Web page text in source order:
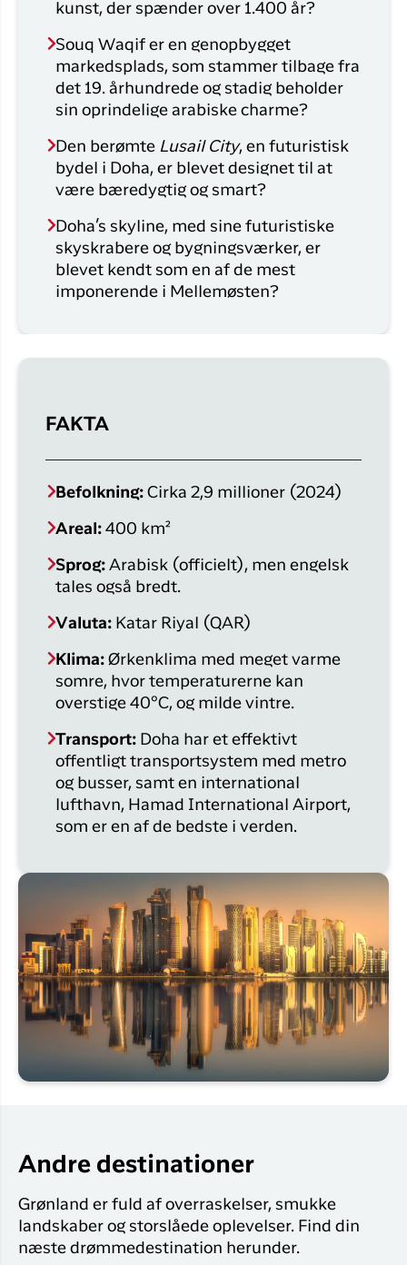
kunst, der spænder over 1.400 år?
Souq Waqif er en genopbygget
markedsplads, som stammer tilbage fra
det 19. århundrede og stadig beholder
sin oprindelige arabiske charme?
Den berømte Lusail City, en futuristisk
bydel i Doha, er blevet designet til at
være bæredygtig og smart?
Doha’s skyline, med sine futuristiske
skyskrabere og bygningsværker, er
blevet kendt som en af de mest
imponerende i Mellemøsten?
FAKTA
Befolkning:Cirka 2,9 millioner (2024)
Areal:400 km²
Sprog:Arabisk (officielt), men engelsk
tales også bredt.
Valuta:Katar Riyal (QAR)
Klima:Ørkenklima med meget varme
somre, hvor temperaturerne kan
overstige 40°C, og milde vintre.
Transport:Doha har et effektivt
offentligt transportsystem med metro
og busser, samt en international
lufthavn, Hamad International Airport,
som er en af de bedste i verden.
Andre destinationer
Grønland er fuld af overraskelser, smukke
landskaber og storslåede oplevelser. Find din
næste drømmedestination herunder.